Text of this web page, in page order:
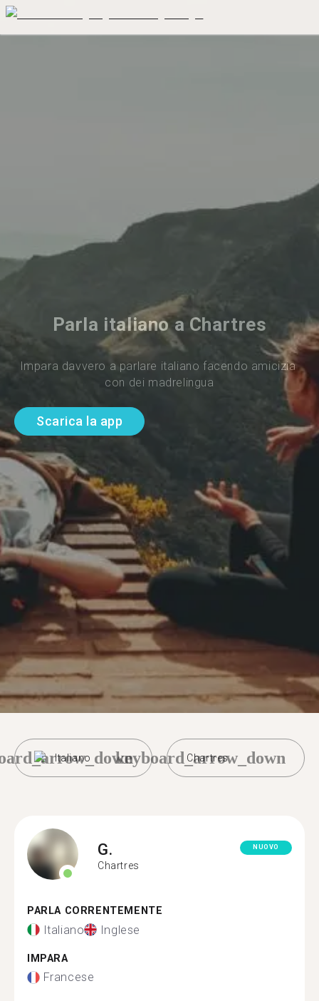
Parla italiano a Chartres
Impara davvero a parlare italiano facendo amicizia
con dei madrelingua
Scarica la app
Italiano Chartres
keyboard_arrow_down
G.
Chartres
NUOVO
PARLA CORRENTEMENTE
Italiano Inglese
IMPARA
Francese